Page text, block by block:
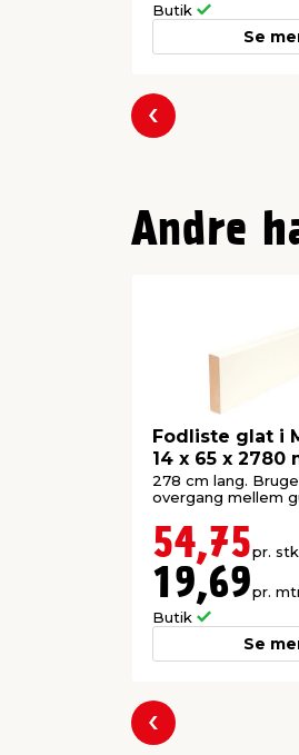
Butik
Se
Forrige
Andre
Fodliste glat i
14 x 65 x 2780
278 cm lang.
overgang mellem
54,75pr.
19,69pr.
Butik
Se
Forrige